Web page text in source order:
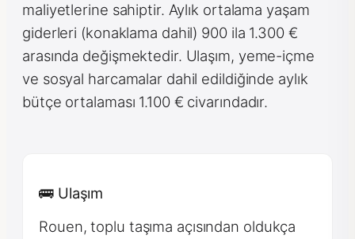
maliyetlerine sahiptir. Aylık ortalama yaşam
giderleri (konaklama dahil) 900 ila 1.300 €
arasında değişmektedir. Ulaşım, yeme-içme
ve sosyal harcamalar dahil edildiğinde aylık
bütçe ortalaması 1.100 € civarındadır.
🚌 Ulaşım
Rouen, toplu taşıma açısından oldukça